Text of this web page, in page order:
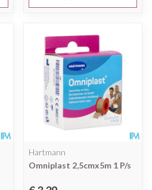
Hartmann
Omniplast 2,5cmx5m 1 P/s